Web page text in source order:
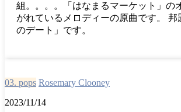
組。。。。「はなまるマーケット」の
がれているメロディーの原曲です。 邦
のデート」です。
03. pops Rosemary Clooney
2023/11/14